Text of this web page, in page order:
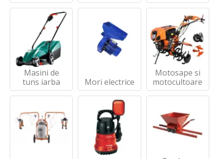
Masini de
tuns iarba
Mori electrice
Motosape si
motocultoare